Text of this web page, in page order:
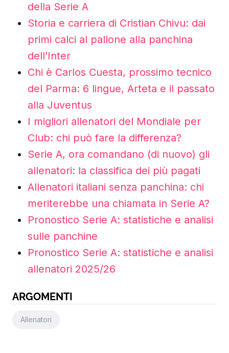
della Serie A
Storia e carriera di Cristian Chivu: dai
primi calci al pallone alla panchina
dell’Inter
Chi è Carlos Cuesta, prossimo tecnico
del Parma: 6 lingue, Arteta e il passato
alla Juventus
I migliori allenatori del Mondiale per
Club: chi può fare la differenza?
Serie A, ora comandano (di nuovo) gli
allenatori: la classifica dei più pagati
Allenatori italiani senza panchina: chi
meriterebbe una chiamata in Serie A?
Pronostico Serie A: statistiche e analisi
sulle panchine
Pronostico Serie A: statistiche e analisi
allenatori 2025/26
ARGOMENTI
Allenatori